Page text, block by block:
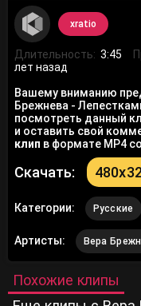
xratio
Длительность: 3:45
лет назад
Вашему вниманию
Брежнева -
посмотреть данный
и оставить свой
клип в формате MP4
Скачать:
Категории: Русские
Артисты: Вера
Похожие клипы